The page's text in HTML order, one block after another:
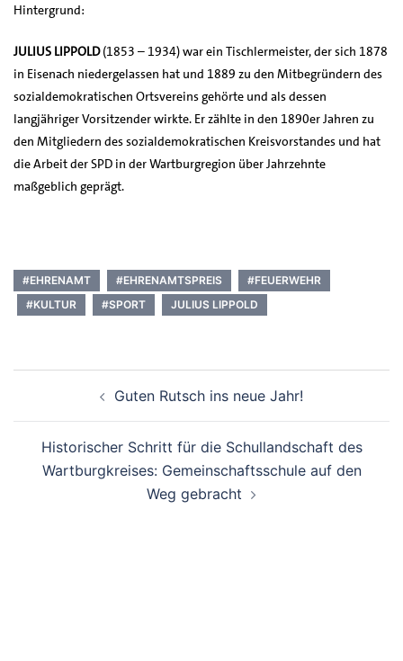
Hintergrund:
JULIUS LIPPOLD(1853 – 1934) war ein Tischlermeister, der sich 1878
in Eisenach niedergelassen hat und 1889 zu den Mitbegründern des
sozialdemokratischen Ortsvereins gehörte und als dessen
langjähriger Vorsitzender wirkte. Er zählte in den 1890er Jahren zu
den Mitgliedern des sozialdemokratischen Kreisvorstandes und hat
die Arbeit der SPD in der Wartburgregion über Jahrzehnte
maßgeblich geprägt.
#EHRENAMT #EHRENAMTSPREIS
#FEUERWEHR
#KULTUR
#SPORT JULIUS LIPPOLD
NavigationGuten Rutsch ins neue Jahr!
Historischer Schritt für die Schullandschaft des
Wartburgkreises: Gemeinschaftsschule auf den
Weg gebracht